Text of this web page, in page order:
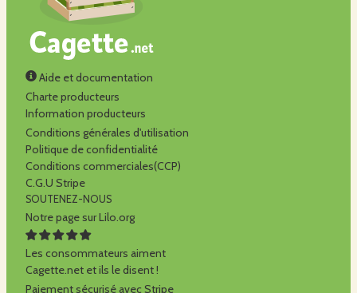
Aide et documentation
Charte producteurs
Information producteurs
Conditions générales d'utilisation
Politique de confidentialité
Conditions commerciales(CCP)
C.G.U Stripe
SOUTENEZ-NOUS
Notre page sur Lilo.org
Les consommateurs aiment
Cagette.net et ils le disent !
Paiement sécurisé avec Stripe